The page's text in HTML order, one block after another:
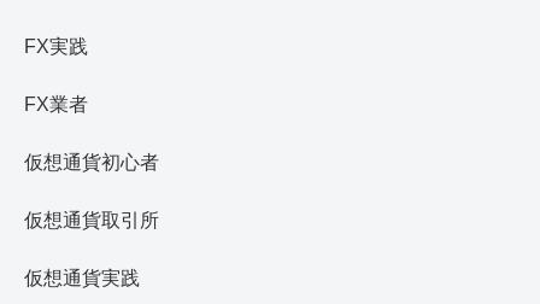
FX実践
FX業者
仮想通貨初心者
仮想通貨取引所
仮想通貨実践